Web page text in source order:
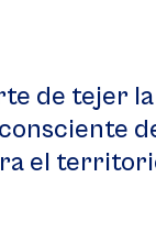
de tejer la
el